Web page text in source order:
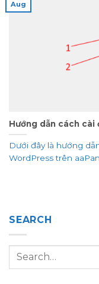
Hướng dẫn cách cài
Dưới đây là hướng
WordPress trên
Aug
SEARCH